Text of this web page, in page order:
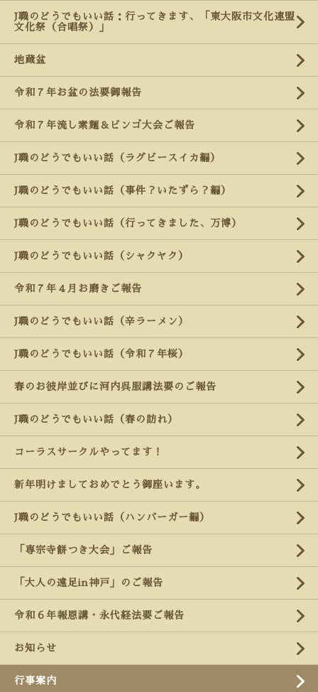
J職のどうでもいい話：行ってきます、「東大阪市文化連盟
文化祭（合唱祭）」
地蔵盆
令和７年お盆の法要御報告
令和７年流し素麺＆ビンゴ大会ご報告
J職のどうでもいい話（ラグビースイカ編）
J職のどうでもいい話（事件？いたずら？編）
J職のどうでもいい話（行ってきました、万博）
J職のどうでもいい話（シャクヤク）
令和７年４月お磨きご報告
J職のどうでもいい話（辛ラーメン）
J職のどうでもいい話（令和７年桜）
春のお彼岸並びに河内呉服講法要のご報告
J職のどうでもいい話（春の訪れ）
コーラスサークルやってます！
新年明けましておめでとう御座います。
J職のどうでもいい話（ハンバーガー編）
「専宗寺餅つき大会」ご報告
「大人の遠足in神戸」のご報告
令和６年報恩講・永代経法要ご報告
お知らせ
行事案内